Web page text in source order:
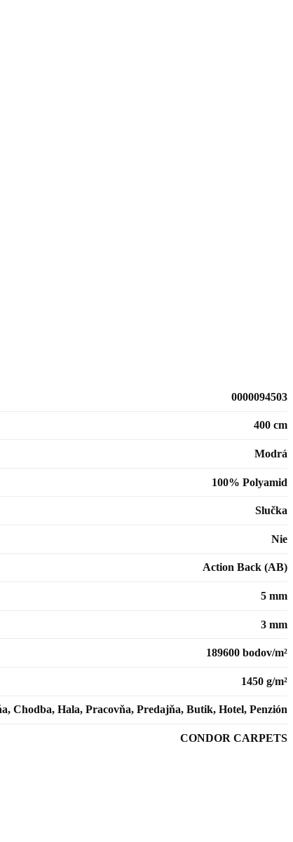
0000094503
400 cm
Modrá
100% Polyamid
Slučka
Nie
Action Back (AB)
5 mm
3 mm
189600 bodov/m²
1450 g/m²
Chodba, Hala, Pracovňa, Predajňa, Butik, Hotel, Penzión
CONDOR CARPETS